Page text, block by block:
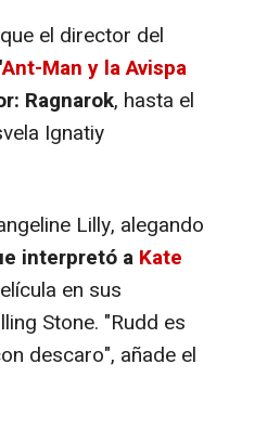
el director del
Ant-Man y la Avispa
Ragnarok, hasta el
Ignatiy
Lilly, alegando
interpretó a Kate
en sus
Stone. "Rudd es
descaro", añade el